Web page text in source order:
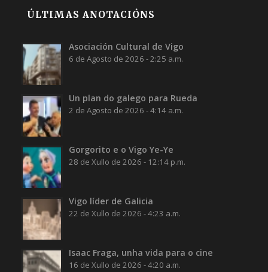
ÚLTIMAS ANOTACIÓNS
Asociación Cultural de Vigo
6 de Agosto de 2026 - 2:25 a.m.
Un plan do galego para Rueda
2 de Agosto de 2026 - 4:14 a.m.
Gorgorito e o Vigo Ye-Ye
28 de Xullo de 2026 - 12:14 p.m.
Vigo líder de Galicia
22 de Xullo de 2026 - 4:23 a.m.
Isaac Fraga, unha vida para o cine
16 de Xullo de 2026 - 4:20 a.m.